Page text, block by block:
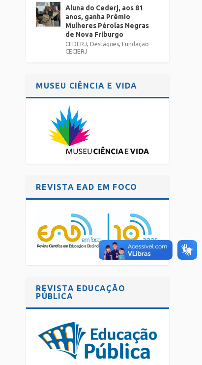
Aluna do Cederj, aos 81
anos, ganha Prêmio
Mulheres Pérolas Negras
de Nova Friburgo
CEDERJ, Destaques, Fundação
CECIERJ
MUSEU CIÊNCIA E VIDA
REVISTA EAD EM FOCO
REVISTA EDUCAÇÃO
PÚBLICA